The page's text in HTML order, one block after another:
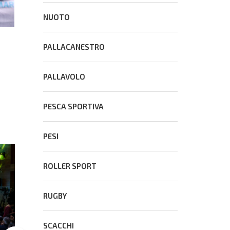
CONS
NUOTO
PALLACANESTRO
PALLAVOLO
PESCA SPORTIVA
PESI
ROLLER SPORT
RUGBY
SCACCHI